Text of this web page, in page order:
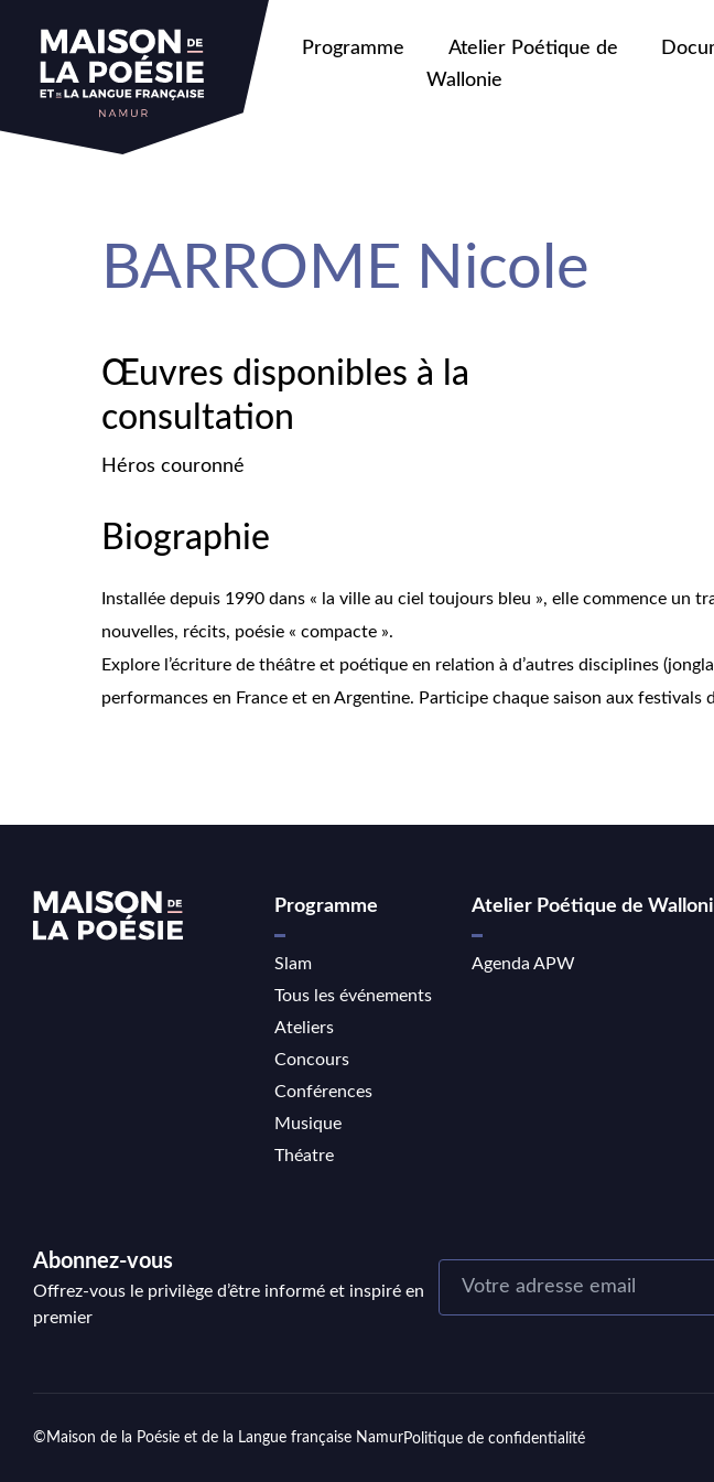
Programme
Atelier Poétique de
Wallonie
BARROME Nicole
Œuvres disponibles à la
consultation
Héros couronné
Biographie
Installée depuis 1990 dans « la ville au ciel toujours bleu », elle commence un
nouvelles, récits, poésie « compacte ».
Explore l’écriture de théâtre et poétique en relation à d’autres disciplines
performances en France et en Argentine. Participe chaque saison aux festivals
Programme
Slam
Tous les événements
Ateliers
Concours
Conférences
Musique
Théatre
Atelier Poétique de
Agenda APW
Abonnez-vous
Offrez-vous le privilège d’être informé et inspiré en
premier
©Maison de la Poésie et de la Langue française NamurPolitique de confidentialité